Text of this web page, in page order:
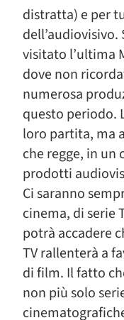
distratta) e per
dell’audiovisivo.
visitato l’ultima
dove non
numerosa
questo periodo.
loro partita, ma
che regge, in un
prodotti
Ci saranno
cinema, di serie
potrà accadere
TV rallenterà a
di film. Il fatto
non più solo